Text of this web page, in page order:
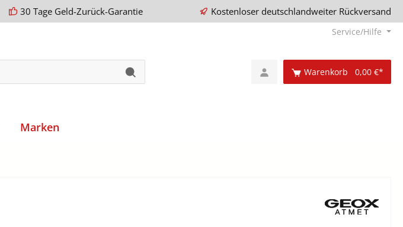
30 Tage Geld-Zurück-Garantie Kostenloser deutschlandweiter Rückversand
Service/Hilfe
Warenkorb 0,00 €*
Marken